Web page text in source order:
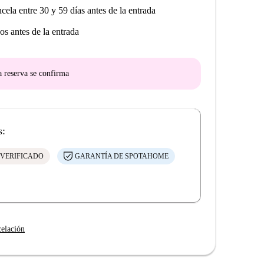
entre 30 y 59 días antes de la entrada
antes de la entrada
reserva se confirma
GARANTÍA DE SPOTAHOME